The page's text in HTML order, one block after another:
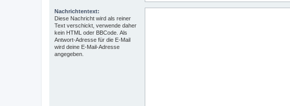
Nachrichtentext:
Diese Nachricht wird als reiner
Text verschickt, verwende daher
kein HTML oder BBCode. Als
Antwort-Adresse für die E-Mail
wird deine E-Mail-Adresse
angegeben.